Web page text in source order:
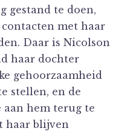
gestand te doen,
met haar
Daar is Nicolson
haar dochter
gehoorzaamheid
stellen, en de
hem terug te
haar blijven